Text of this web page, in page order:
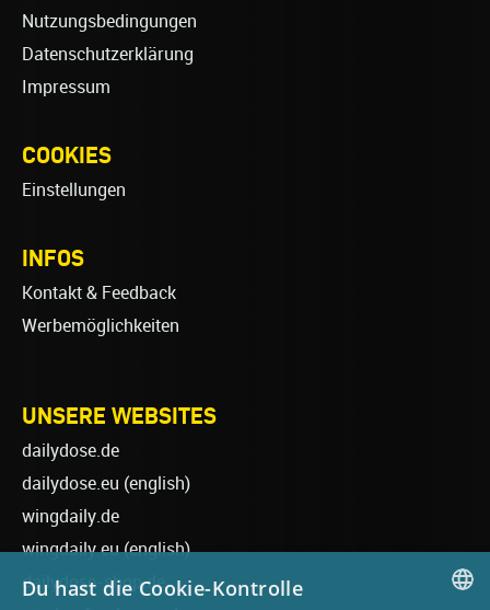
Nutzungsbedingungen
Datenschutzerklärung
Impressum
COOKIES
Einstellungen
INFOS
Kontakt & Feedback
Werbemöglichkeiten
UNSERE WEBSITES
dailydose.de
dailydose.eu (english)
wingdaily.de
wingdaily.eu(english)
dailydose-shop.de
Du hast die Cookie-Kontrolle